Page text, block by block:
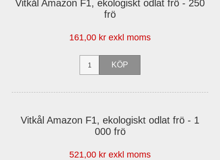
Vitkål Amazon F1, ekologiskt odlat frö - 250
frö
161,00 kr exkl moms
Vitkål Amazon F1, ekologiskt odlat frö - 1
000 frö
521,00 kr exkl moms